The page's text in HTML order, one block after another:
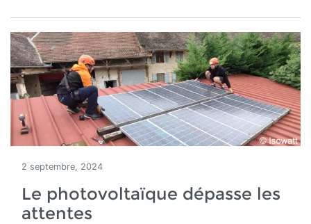
2 septembre, 2024
Le photovoltaïque dépasse les
attentes